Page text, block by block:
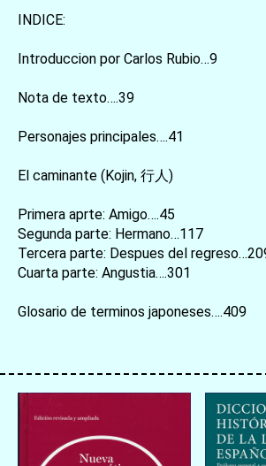
お買い物を続ける カート
INDICE:
Introduccion por Carlos Rubio…9
Nota de texto….39
Personajes principales….41
El caminante (Kojin, 行人)
Primera aprte: Amigo….45
Segunda parte: Hermano…117
Tercera parte: Despues del
Cuarta parte: Angustia….301
Glosario de terminos japoneses….409